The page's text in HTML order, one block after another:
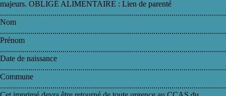
majeurs. OBLIGÉ ALIMENTAIRE : Lien de parenté
Nom
Prénom
Date de naissance
Commune